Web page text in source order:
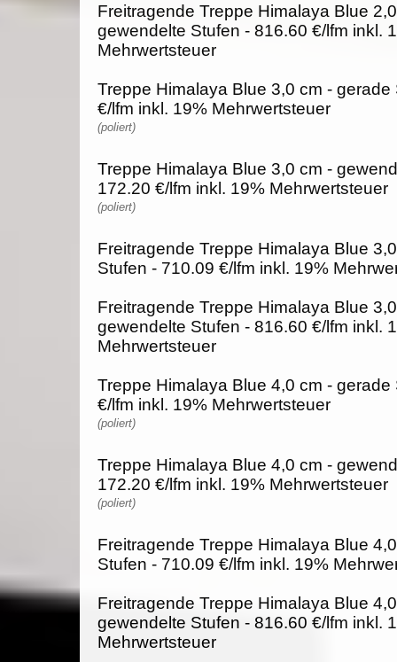
Freitragende Treppe Himalaya Blue
gewendelte Stufen - 816.60 €/lfm inkl.
Mehrwertsteuer
Treppe Himalaya Blue 3,0 cm - gerade
€/lfm inkl. 19% Mehrwertsteuer
(poliert)
Treppe Himalaya Blue 3,0 cm -
172.20 €/lfm inkl. 19% Mehrwertsteuer
(poliert)
Freitragende Treppe Himalaya Blue
Stufen - 710.09 €/lfm inkl. 19%
Freitragende Treppe Himalaya Blue
gewendelte Stufen - 816.60 €/lfm inkl.
Mehrwertsteuer
Treppe Himalaya Blue 4,0 cm - gerade
€/lfm inkl. 19% Mehrwertsteuer
(poliert)
Treppe Himalaya Blue 4,0 cm -
172.20 €/lfm inkl. 19% Mehrwertsteuer
(poliert)
Freitragende Treppe Himalaya Blue
Stufen - 710.09 €/lfm inkl. 19%
Freitragende Treppe Himalaya Blue
gewendelte Stufen - 816.60 €/lfm inkl.
Mehrwertsteuer